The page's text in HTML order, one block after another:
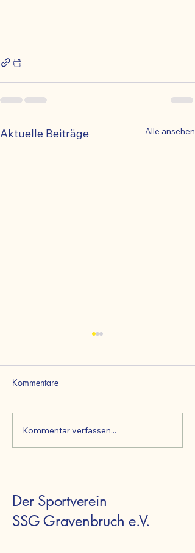
Aktuelle Beiträge Alle ansehen
Mutter & Kind
Turntrainer-/in für unsere
Kommentare
Kommentar verfassen...
Der Sportverein
SSG Gravenbruch e.V.